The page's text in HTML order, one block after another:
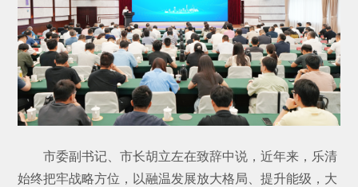
市委副书记、市长胡立左在致辞中说，近年来，乐清
始终把牢战略方位，以融温发展放大格局、提升能级，大